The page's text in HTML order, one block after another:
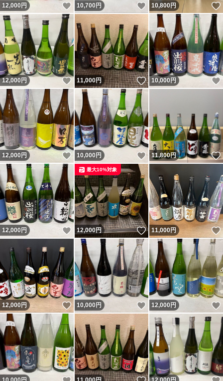
12,000円 いいね！
10,700円 いいね！
10,800円
12,000 円 いいね！
11,000円 いいね！
10,000円
12,000円 いいね！
10,000円 いいね！
11,800円
12,000円 いいね！
12,000円 いいね！
最大10%対象
11,000円
12,000円 いいね！
10,000円 いいね！
12,000円